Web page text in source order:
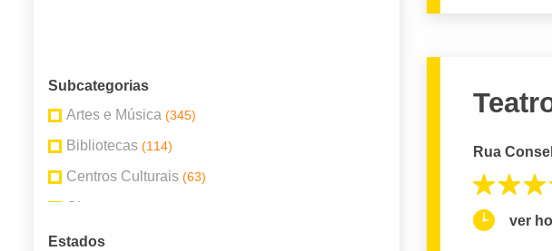
Subcategorias
Artes e Música (345)
Bibliotecas (114)
Centros Culturais (63)
Cinema
Cultura
Estados
Rua
ver